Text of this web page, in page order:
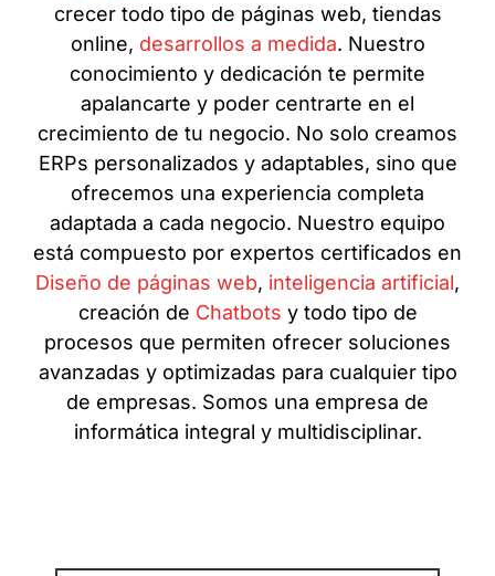
crecer todo tipo de páginas web, tiendas
online, desarrollos a medida. Nuestro
conocimiento y dedicación te permite
apalancarte y poder centrarte en el
crecimiento de tu negocio. No solo creamos
ERPs personalizados y adaptables, sino que
ofrecemos una experiencia completa
adaptada a cada negocio. Nuestro equipo
está compuesto por expertos certificados en
Diseño de páginas web, inteligencia artificial,
creación de Chatbots y todo tipo de
procesos que permiten ofrecer soluciones
avanzadas y optimizadas para cualquier tipo
de empresas. Somos una empresa de
informática integral y multidisciplinar.